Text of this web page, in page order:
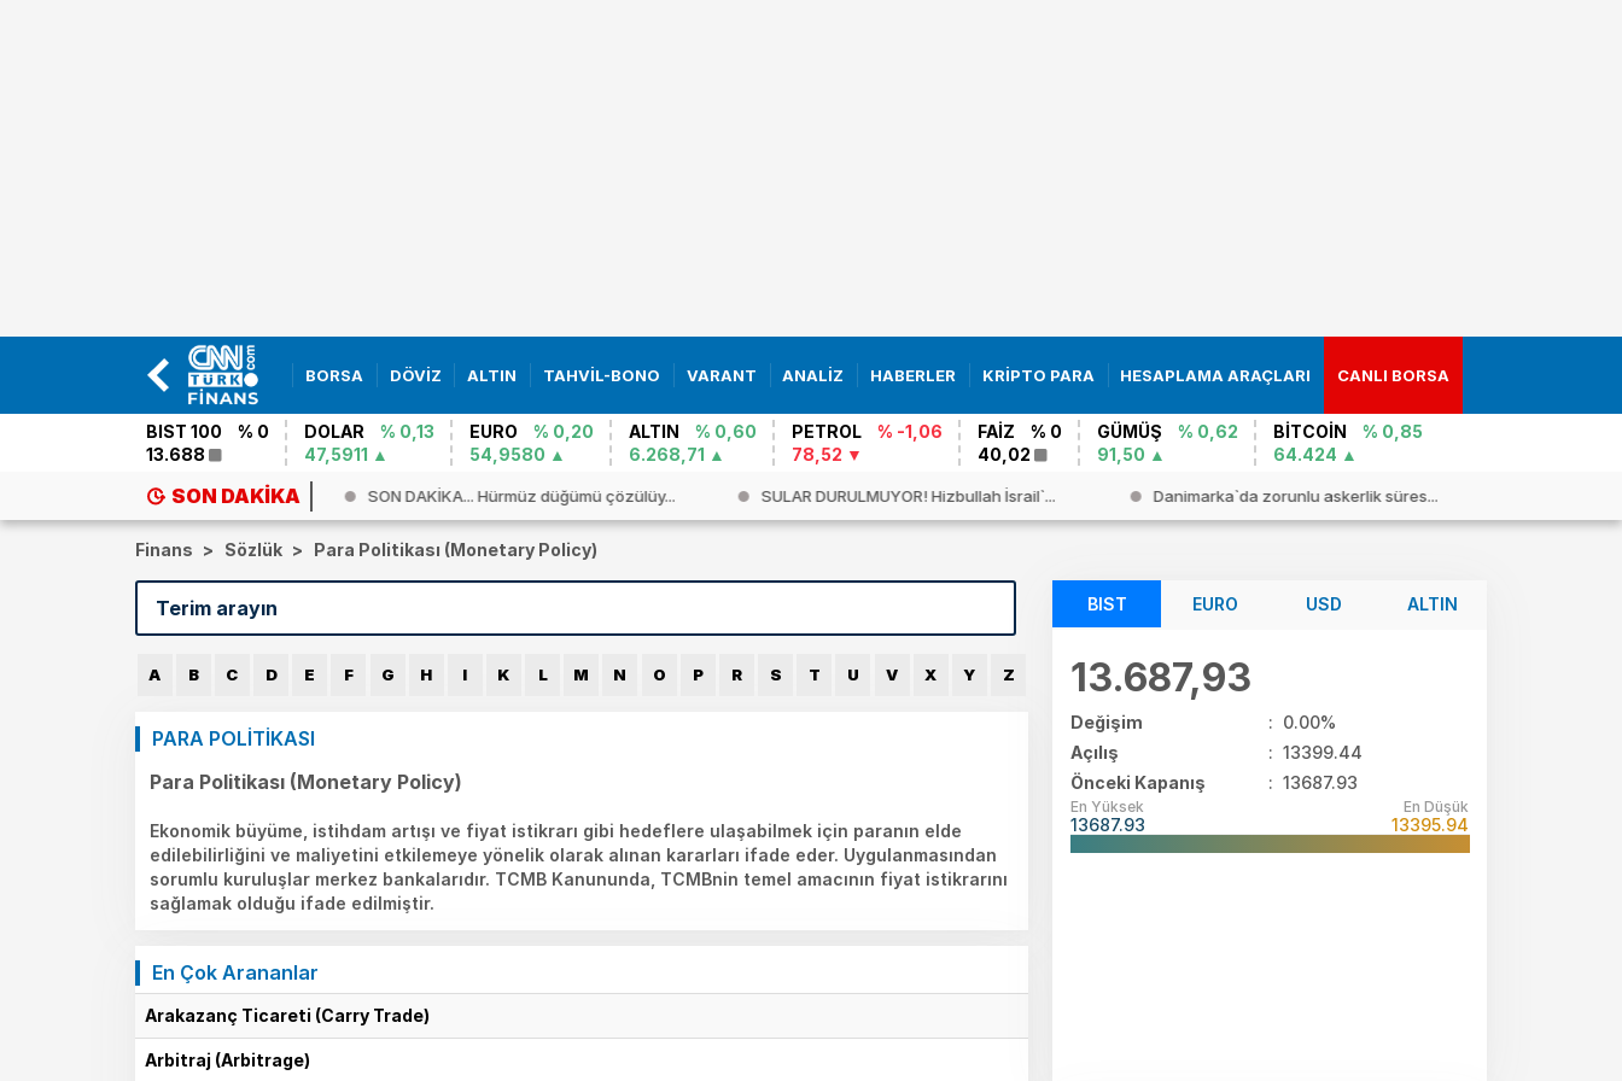
BORSA DÖVİZ ALTIN TAHVİL-BONO VARANT ANALİZ HABERLER KRİPTO PARA HESAPLAMA ARAÇLARI CANLI BORSA
BIST 100
% 0
13.688
DOLAR
% 0,13
47,5911
EURO
% 0,20
54,9580
ALTIN
% 0,60
6.268,71
PETROL
% -1,06
78,52
FAİZ
% 0
40,02
GÜMÜŞ
% 0,62
91,50
BİTCOİN
% 0,85
64.424
SON DAKIKA
savaş çıkmazı! `Trump çıkmaz... SON DAKİKA... Hürmüz düğümü çözülüy... SULAR DURULMUYOR! Hizbullah İsrail`... Danimarka`da zorunlu askerlik süres...
Finans > Sözlük > Para Politikası (Monetary Policy)
A B C D E F G H I K L M N O P R S T U V X Y Z
PARA POLİTİKASI
Para Politikası (Monetary Policy)
Ekonomik büyüme, istihdam artışı ve fiyat istikrarı gibi hedeflere ulaşabilmek için paranın elde
edilebilirliğini ve maliyetini etkilemeye yönelik olarak alınan kararları ifade eder. Uygulanmasından
sorumlu kuruluşlar merkez bankalarıdır. TCMB Kanununda, TCMBnin temel amacının fiyat istikrarını
sağlamak olduğu ifade edilmiştir.
En Çok Arananlar
Arakazanç Ticareti (Carry Trade)
Arbitraj (Arbitrage)
BIST EURO USD ALTIN
13.687,93
Değişim : 0.00%
Açılış
: 13399.44
Önceki Kapanış
: 13687.93
En Yüksek
13687.93
En Düşük
13395.94